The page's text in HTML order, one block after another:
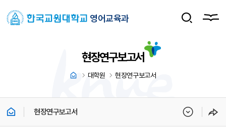
영어교육과
현장연구보고서
대학원 현장연구보고서
현장연구보고서